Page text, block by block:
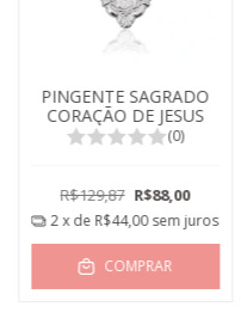
PINGENTE SAGRADO
CORAÇÃO DE JESUS
(0)
R$129,87 R$88,00
2 x de R$44,00 sem juros
COMPRAR